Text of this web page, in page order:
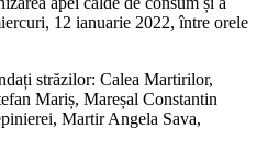
12 ianuarie 2022, între orele
străzilor: Calea Martirilor,
Mariș, Mareșal Constantin
Martir Angela Sava,